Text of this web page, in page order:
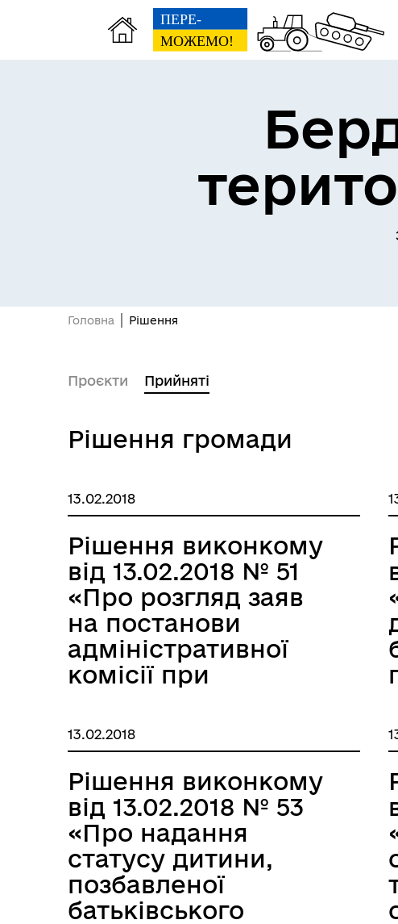
Герої не вмирають
Головна Рішення
Проєкти Прийняті
Рішення громади
13.02.2018
Рішення виконкому
від 13.02.2018 № 51
«Про розгляд заяв
на постанови
адміністративної
комісії при
комітеті
Бердянської міської
ради»
13.02.2018
Рішення виконкому
від 13.02.2018 № 53
«Про надання
статусу дитини,
позбавленої
батьківського